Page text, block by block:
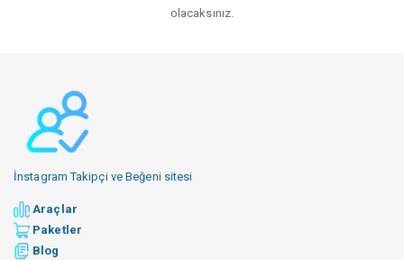
olacaksınız.
İnstagram Takipçi ve Beğeni sitesi
Araçlar
Paketler
Blog